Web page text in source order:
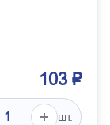
103 ₽
шт.